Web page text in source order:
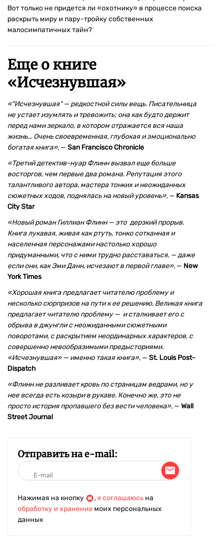
Вот только не придется ли «охотнику» в процессе поиска
раскрыть миру и пару-тройку собственных
малосимпатичных тайн?
Еще о книге
«Исчезнувшая»
«"Исчезнувшая" — редкостной силы вещь. Писательница
не устает изумлять и тревожить; она как будто держит
перед нами зеркало, в котором отражается вся наша
жизнь… Очень своевременная, глубокая и эмоционально
богатая книга», — San Francisco Chronicle
«Третий детектив-нуар Флинн вызвал еще больше
восторгов, чем первые два романа. Репутация этого
талантливого автора, мастера тонких и неожиданных
сюжетных ходов, поднялась на новый уровень», — Kansas
City Star
«Новый роман Гиллиан Флинн — это дерзкий прорыв.
Книга лукавая, живая как ртуть, тонко сотканная и
населенная персонажами настолько хорошо
придуманными, что с ними трудно расставаться, — даже
если они, как Эми Данн, исчезают в первой главе», — New
York Times
«Хорошая книга предлагает читателю проблему и
несколько сюрпризов на пути к ее решению. Великая книга
предлагает читателю проблему — и сталкивает его с
обрыва в джунгли с неожиданными сюжетными
поворотами, с раскрытием неординарных характеров, с
совершенно невообразимыми предысториями.
«Исчезнувшая» — именно такая книга», — St. Louis Post-
Dispatch
«Флинн не разливает кровь по страницам ведрами, но у
нее всегда есть козыри в рукаве. Конечно же, это не
просто история пропавшего без вести человека», — Wall
Street Journal
Отправить на e-mail:
Нажимая на кнопку , я соглашаюсь на
обработку и хранение моих персональных
данных